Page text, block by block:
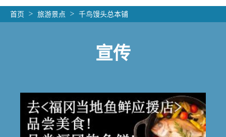
首页 旅游景点 千鸟馒头总本铺
宣传